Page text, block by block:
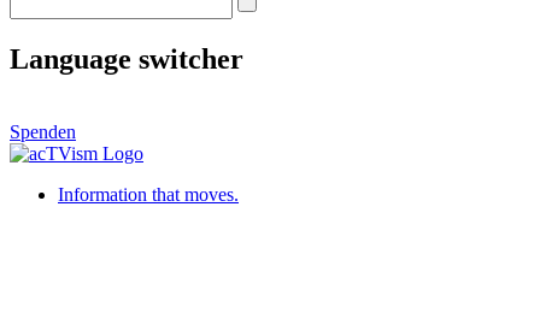
Language switcher
Spenden
Information that moves.